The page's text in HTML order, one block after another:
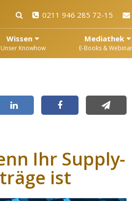
0211 946 285 72-15
Wissen
Unser Knowhow
Mediathek
E-Books &
Ihr Supply-
ist